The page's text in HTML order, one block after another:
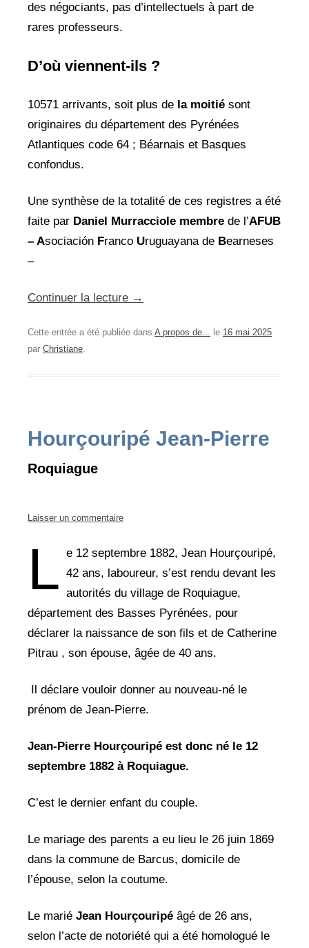
des négociants, pas d’intellectuels à part de
rares professeurs.
D’où viennent-ils ?
10571 arrivants, soit plus de la moitié sont
originaires du département des Pyrénées
Atlantiques code 64 ; Béarnais et Basques
confondus.
Une synthèse de la totalité de ces registres a été
faite par Daniel Murracciole membre de l’AFUB
– Asociación Franco Uruguayana de Bearneses
–
Continuer la lecture →
Cette entrée a été publiée dans A propos de... le 16 mai 2025
par Christiane.
Hourçouripé Jean-Pierre
Roquiague
Laisser un commentaire
L e 12 septembre 1882, Jean Hourçouripé,
42 ans, laboureur, s’est rendu devant les
autorités du village de Roquiague,
département des Basses Pyrénées, pour
déclarer la naissance de son fils et de Catherine
Pitrau , son épouse, âgée de 40 ans.
Il déclare vouloir donner au nouveau-né le
prénom de Jean-Pierre.
Jean-Pierre Hourçouripé est donc né le 12
septembre 1882 à Roquiague.
C’est le dernier enfant du couple.
Le mariage des parents a eu lieu le 26 juin 1869
dans la commune de Barcus, domicile de
l’épouse, selon la coutume.
Le marié Jean Hourçouripé âgé de 26 ans,
selon l’acte de notoriété qui a été homologué le